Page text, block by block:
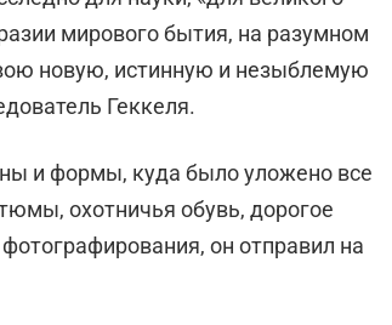
миро­вого бытия, на разумном
новую, истинную и незыблемую
Геккеля.
и формы, куда было уложено все
охотничья обувь, до­рогое
он отправил на